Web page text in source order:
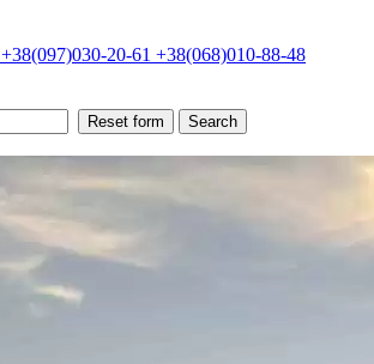
+38(097)030-20-61 +38(068)010-88-48
Reset form Search